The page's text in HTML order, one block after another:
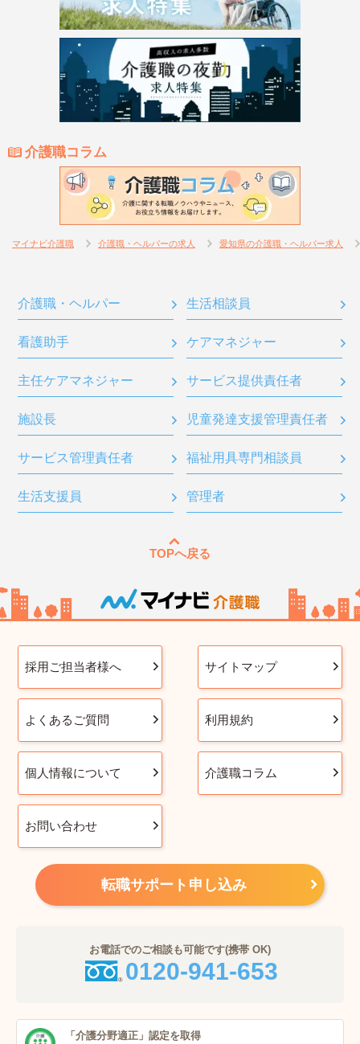
介護職コラム
マイナビ介護職 介護職・ヘルパーの求人 愛知県の介護職・ヘルパー求人
介護職・ヘルパー 生活相談員
看護助手 ケアマネジャー
主任ケアマネジャー サービス提供責任者
施設長 児童発達支援管理責任者
サービス管理責任者 福祉用具専門相談員
生活支援員 管理者
TOPへ戻る
採用ご担当者様へ サイトマップ
よくあるご質問 利用規約
個人情報について 介護職コラム
お問い合わせ
転職サポート申し込み
お電話でのご相談も可能です(携帯 OK)
0120-941-653
「介護分野適正」 認定を取得